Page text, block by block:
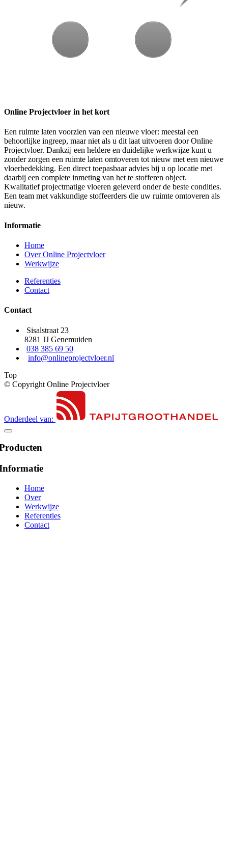
Online Projectvloer in het kort
Een ruimte laten voorzien van een nieuwe vloer: meestal een
behoorlijke ingreep, maar niet als u dit laat uitvoeren door Online
Projectvloer. Dankzij een heldere en duidelijke werkwijze kunt u
zonder zorgen een ruimte laten omtoveren tot nieuw met een nieuwe
vloerbedekking. Een direct toepasbaar advies bij u op locatie met
daarbij een complete inmeting van het te stofferen object.
Kwalitatief projectmatige vloeren geleverd onder de beste condities.
Een team met vakkundige stoffeerders die uw ruimte omtoveren als
nieuw.
Informatie
Home
Over Online Projectvloer
Werkwijze
Referenties
Contact
Contact
Sisalstraat 23
8281 JJ Genemuiden
038 385 69 50
info@onlineprojectvloer.nl
Top
© Copyright Online Projectvloer
Onderdeel van:
Home
Over
Werkwijze
Referenties
Contact